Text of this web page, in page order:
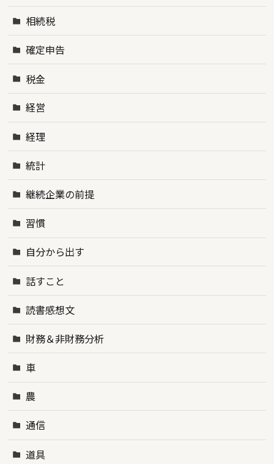
相続税
確定申告
税金
経営
経理
統計
継続企業の前提
習慣
自分から出す
話すこと
読書感想文
財務＆非財務分析
車
農
通信
道具